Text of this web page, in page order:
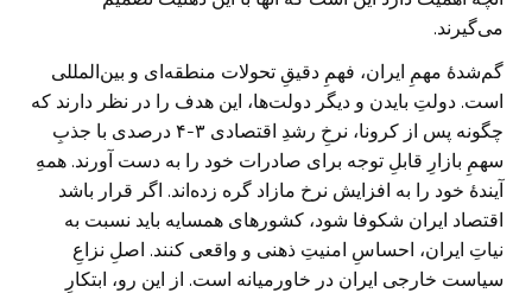
می‌گیرند.
گم‌شدۀ مهمِ ایران، فهمِ دقیقِ تحولات منطقه‌ای و بین‌المللی
است. دولتِ بایدن و دیگر دولت‌ها، این هدف را در نظر دارند که
چگونه پس از کرونا، نرخِ رشدِ اقتصادی ۳-۴ درصدی با جذبِ
سهمِ بازارِ قابلِ توجه برای صادرات خود را به دست آورند. همهِ
آیندۀ خود را به افزایش نرخ مازاد گره زده‌‌اند. اگر قرار باشد
اقتصاد ایران شکوفا شود، کشورهای همسایه باید نسبت به
نیاتِ ایران، احساسِ امنیتِ ذهنی و واقعی کنند. اصلِ نزاعِ
سیاست خارجی ایران در خاورمیانه است. از این رو، ابتکارِ